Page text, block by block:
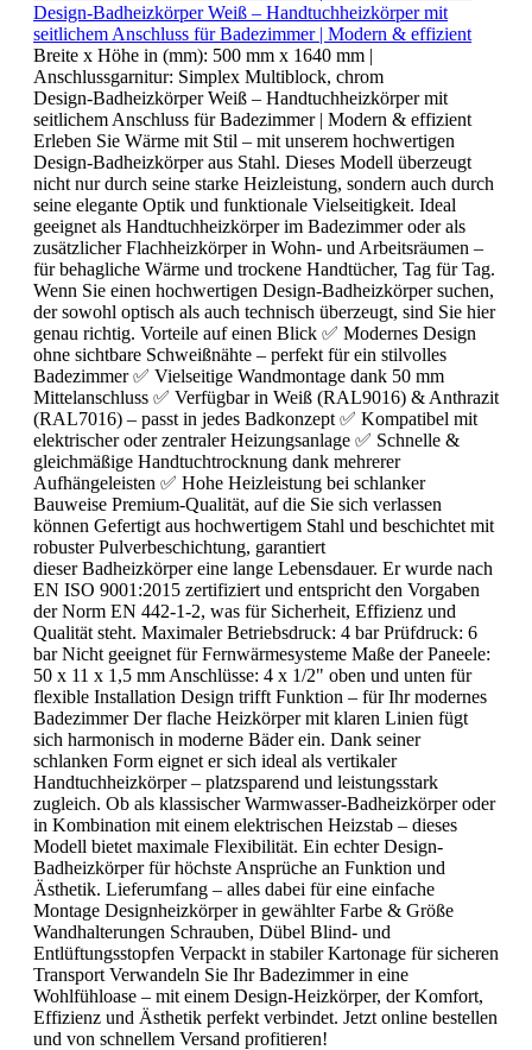
Design-Badheizkörper Weiß – Handtuchheizkörper mit
seitlichem Anschluss für Badezimmer | Modern & effizient
Breite x Höhe in (mm): 500 mm x 1640 mm |
Anschlussgarnitur: Simplex Multiblock, chrom
Design-Badheizkörper Weiß – Handtuchheizkörper mit
seitlichem Anschluss für Badezimmer | Modern & effizient
Erleben Sie Wärme mit Stil – mit unserem hochwertigen
Design-Badheizkörper aus Stahl. Dieses Modell überzeugt
nicht nur durch seine starke Heizleistung, sondern auch durch
seine elegante Optik und funktionale Vielseitigkeit. Ideal
geeignet als Handtuchheizkörper im Badezimmer oder als
zusätzlicher Flachheizkörper in Wohn- und Arbeitsräumen –
für behagliche Wärme und trockene Handtücher, Tag für Tag.
Wenn Sie einen hochwertigen Design-Badheizkörper suchen,
der sowohl optisch als auch technisch überzeugt, sind Sie hier
genau richtig. Vorteile auf einen Blick ✅ Modernes Design
ohne sichtbare Schweißnähte – perfekt für ein stilvolles
Badezimmer ✅ Vielseitige Wandmontage dank 50 mm
Mittelanschluss ✅ Verfügbar in Weiß (RAL9016) & Anthrazit
(RAL7016) – passt in jedes Badkonzept ✅ Kompatibel mit
elektrischer oder zentraler Heizungsanlage ✅ Schnelle &
gleichmäßige Handtuchtrocknung dank mehrerer
Aufhängeleisten ✅ Hohe Heizleistung bei schlanker
Bauweise Premium-Qualität, auf die Sie sich verlassen
können Gefertigt aus hochwertigem Stahl und beschichtet mit
robuster Pulverbeschichtung, garantiert
dieser Badheizkörper eine lange Lebensdauer. Er wurde nach
EN ISO 9001:2015 zertifiziert und entspricht den Vorgaben
der Norm EN 442-1-2, was für Sicherheit, Effizienz und
Qualität steht. Maximaler Betriebsdruck: 4 bar Prüfdruck: 6
bar Nicht geeignet für Fernwärmesysteme Maße der Paneele:
50 x 11 x 1,5 mm Anschlüsse: 4 x 1/2" oben und unten für
flexible Installation Design trifft Funktion – für Ihr modernes
Badezimmer Der flache Heizkörper mit klaren Linien fügt
sich harmonisch in moderne Bäder ein. Dank seiner
schlanken Form eignet er sich ideal als vertikaler
Handtuchheizkörper – platzsparend und leistungsstark
zugleich. Ob als klassischer Warmwasser-Badheizkörper oder
in Kombination mit einem elektrischen Heizstab – dieses
Modell bietet maximale Flexibilität. Ein echter Design-
Badheizkörper für höchste Ansprüche an Funktion und
Ästhetik. Lieferumfang – alles dabei für eine einfache
Montage Designheizkörper in gewählter Farbe & Größe
Wandhalterungen Schrauben, Dübel Blind- und
Entlüftungsstopfen Verpackt in stabiler Kartonage für sicheren
Transport Verwandeln Sie Ihr Badezimmer in eine
Wohlfühloase – mit einem Design-Heizkörper, der Komfort,
Effizienz und Ästhetik perfekt verbindet. Jetzt online bestellen
und von schnellem Versand profitieren!